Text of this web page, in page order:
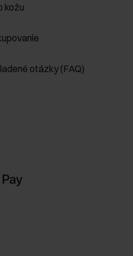
kožu
otázky (FAQ)